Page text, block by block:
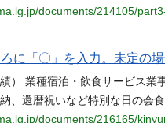
documents/214105/
に「〇」を入力。未定の
） 業種宿泊・飲食サービス
、還暦祝いなど特別な日の会
documents/216165/